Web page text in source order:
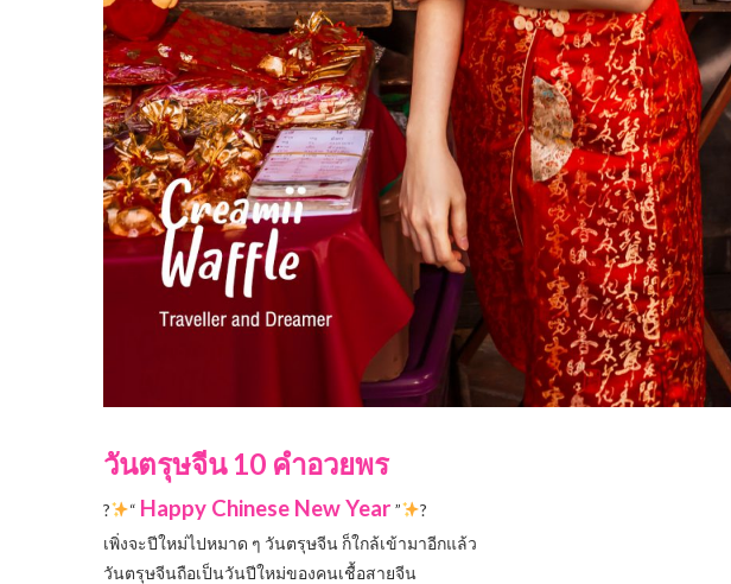
วันตรุษจีน 10 คำอวยพร
? “ Happy Chinese New Year ”
?
เพิ่งจะปีใหม่ไปหมาด ๆ วันตรุษจีน ก็ใกล้เข้ามาอีกแล้ว
วันตรุษจีนถือเป็นวันปีใหม่ของคนเชื้อสายจีน